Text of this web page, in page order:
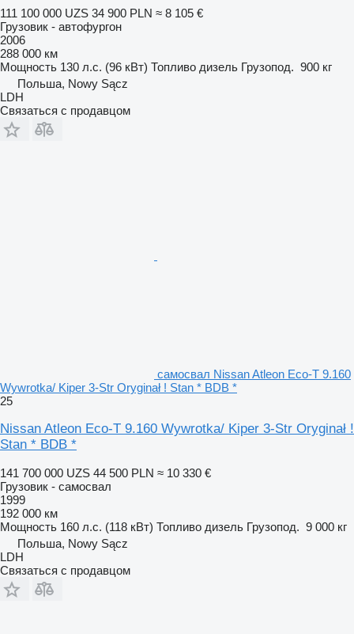
111 100 000 UZS 34 900 PLN ≈ 8 105 €
Грузовик - автофургон
2006
288 000 км
Мощность 130 л.с. (96 кВт) Топливо дизель Грузопод. 900 кг
Польша, Nowy Sącz
LDH
Связаться с продавцом
самосвал Nissan Atleon Eco-T 9.160
Wywrotka/ Kiper 3-Str Oryginał ! Stan * BDB *
25
Nissan Atleon Eco-T 9.160 Wywrotka/ Kiper 3-Str Oryginał !
Stan * BDB *
141 700 000 UZS 44 500 PLN ≈ 10 330 €
Грузовик - самосвал
1999
192 000 км
Мощность 160 л.с. (118 кВт) Топливо дизель Грузопод. 9 000 кг
Польша, Nowy Sącz
LDH
Связаться с продавцом